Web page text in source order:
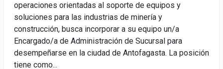
operaciones orientadas al soporte de equipos y
soluciones para las industrias de minería y
construcción, busca incorporar a su equipo un/a
Encargado/a de Administración de Sucursal para
desempeñarse en la ciudad de Antofagasta. La posición
tiene como...